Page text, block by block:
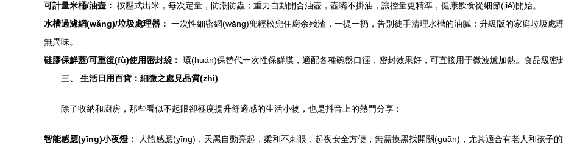
可計量米桶/油壺： 按壓式出米，每次定量，防潮防蟲；重力自動開合油壺，壺嘴不掛油，讓控量更精準，健康飲食從細節(jié)開始。
水槽過濾網(wǎng)/垃圾處理器： 一次性細密網(wǎng)兜輕松兜住廚余殘渣，一提一扔，告別徒手清理水槽的油膩；升級版的家庭垃圾處
無異味。
硅膠保鮮蓋/可重復(fù)使用密封袋： 環(huán)保替代一次性保鮮膜，適配各種碗盤口徑，密封效果好，可直接用于微波爐加熱。食品級密
三、 生活日用百貨：細微之處見品質(zhì)
除了收納和廚房，那些看似不起眼卻極度提升舒適感的生活小物，也是抖音上的熱門分享：
智能感應(yīng)小夜燈：
人體感應(yīng)，天黑自動亮起，柔和不刺眼，起夜安全方便，無需摸黑找開關(guān)，尤其適合有老人和孩子的